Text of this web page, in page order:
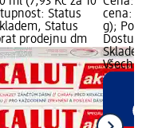
Status
Status
prodejnu dm
cena: 18
g);